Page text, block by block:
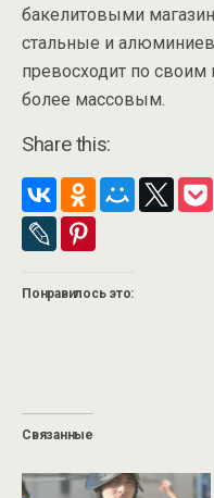
бакелитовыми
стальные и
превосходит по своим
более массовым.
Share this:
Понравилось это:
Связанные